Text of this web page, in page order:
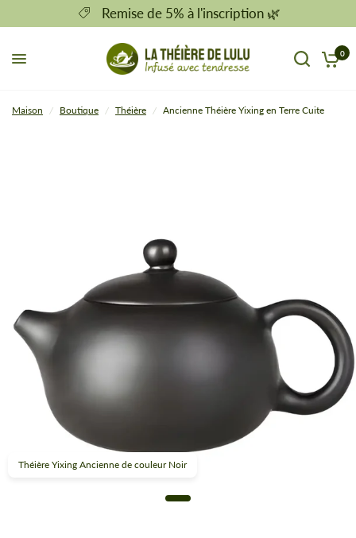
Remise de 5% à l'inscription 🌿
0
Maison / Boutique / Théière / Ancienne Théière Yixing en Terre Cuite
Théière Yixing Ancienne de couleur Noir